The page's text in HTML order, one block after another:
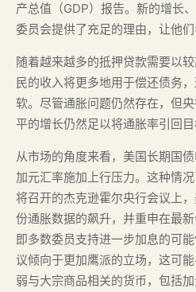
产总值（GDP）报告。新的增长
委员会提供了充足的理由，让他们
随着越来越多的抵押贷款需要以
民的收入将更多地用于偿还债务
软。尽管通胀问题仍然存在，但
平的增长仍然足以将通胀率引回目
从市场的角度来看，美国长期国
加元汇率施加上行压力。这种情
将召开的杰克逊霍尔央行会议上
份通胀数据的飙升，并重申在最新
即多数委员支持进一步加息的可
议倾向于更加鹰派的立场，这可
弱与大宗商品相关的货币，包括加